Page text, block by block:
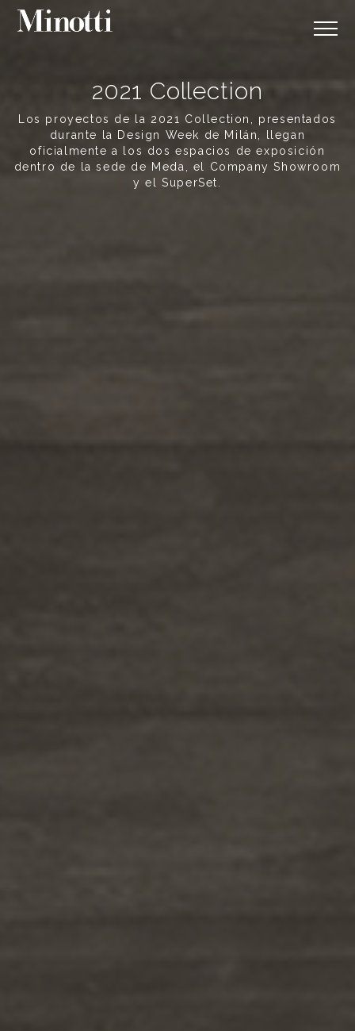
2021 Collection
Los proyectos de la 2021 Collection, presentados
durante la Design Week de Milán, llegan
oficialmente a los dos espacios de exposición
dentro de la sede de Meda, el Company Showroom
y el SuperSet.